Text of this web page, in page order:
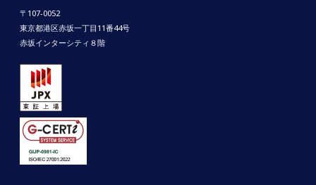
〒107-0052
東京都港区赤坂一丁目11番44号
赤坂インターシティ８階